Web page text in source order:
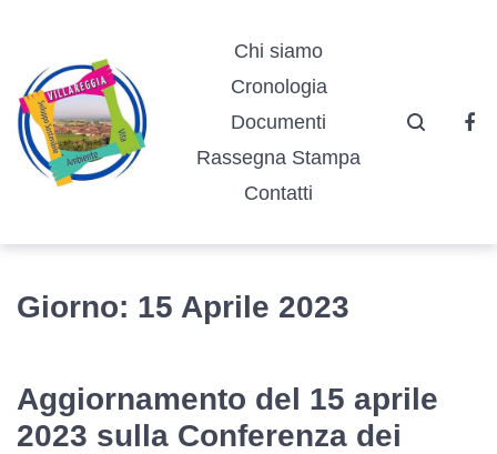
navigazione
principale
contenuto
footer
Chi siamo
Cronologia
Documenti
Rassegna Stampa
Contatti
Giorno: 15 Aprile 2023
Aggiornamento del 15 aprile
2023 sulla Conferenza dei